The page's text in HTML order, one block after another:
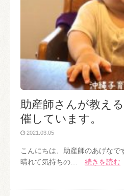
助産師さんが教え
催しています。
2021.03.05
こんにちは、助産師のあげなで
晴れて気持ちの… 続きを読む